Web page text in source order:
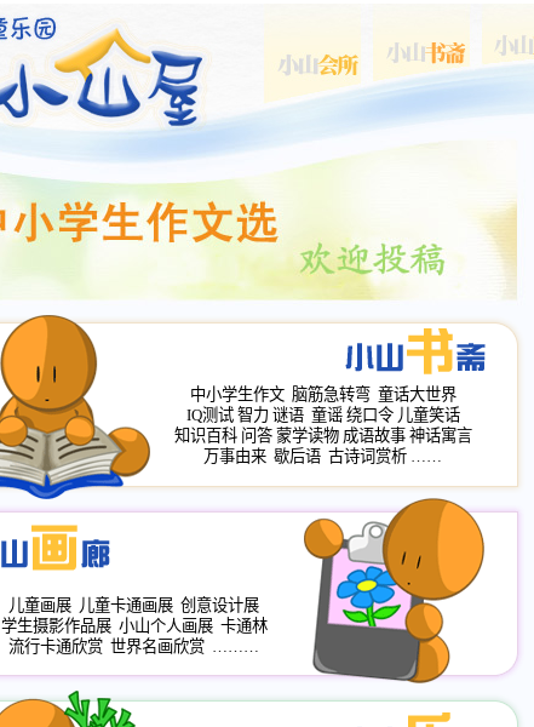
中小学生作文 脑筋急转弯 童话大世界
IQ测试 智力 谜语 童谣 绕口令 儿童笑话
知识百科 问答 蒙学读物 成语故事 神话寓言
万事由来 歇后语 古诗词赏析 ……
儿童画展 儿童卡通画展 创意设计展
学生摄影作品展 小山个人画展 卡通林
流行卡通欣赏 世界名画欣赏 ………